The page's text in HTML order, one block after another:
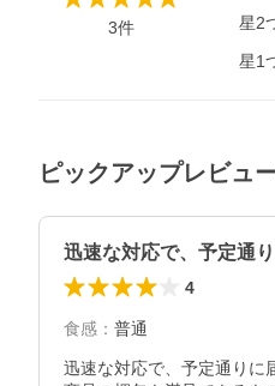
3件
星2
星1
ピックアップレビュ
迅速な対応で、予定通
4
食感 ： 普通
迅速な対応で、予定通りに